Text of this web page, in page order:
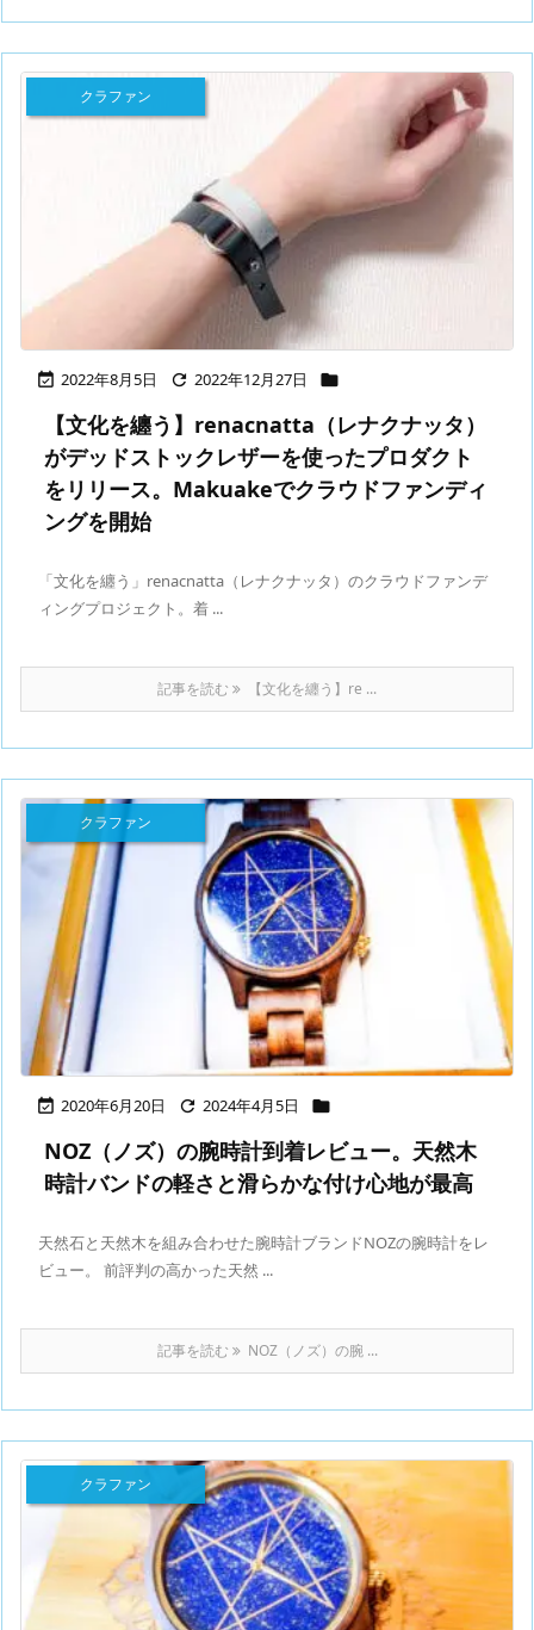
 2022年8月5日  2022年12月27日 
クラファン
【文化を纏う】renacnatta（レナクナッタ）
がデッドストックレザーを使ったプロダクト
をリリース。Makuakeでクラウドファンディ
ングを開始
「文化を纏う」renacnatta（レナクナッタ）のクラウドファンデ
ィングプロジェクト。着 ...
記事を読む 【文化を纏う】re ...
 2020年6月20日  2024年4月5日 
クラファン
NOZ（ノズ）の腕時計到着レビュー。天然木
時計バンドの軽さと滑らかな付け心地が最高
天然石と天然木を組み合わせた腕時計ブランドNOZの腕時計をレ
ビュー。 前評判の高かった天然 ...
記事を読む NOZ（ノズ）の腕 ...
クラファン